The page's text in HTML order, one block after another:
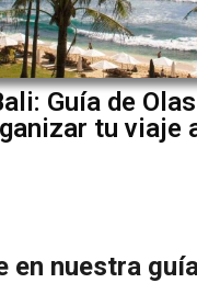
Guía de
tu viaje
en nuestra